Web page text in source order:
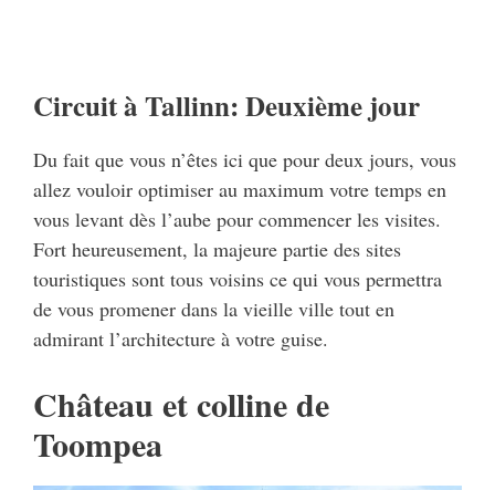
Circuit à Tallinn: Deuxième jour
Du fait que vous n’êtes ici que pour deux jours, vous
allez vouloir optimiser au maximum votre temps en
vous levant dès l’aube pour commencer les visites.
Fort heureusement, la majeure partie des sites
touristiques sont tous voisins ce qui vous permettra
de vous promener dans la vieille ville tout en
admirant l’architecture à votre guise.
Château et colline de
Toompea